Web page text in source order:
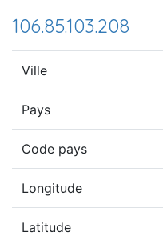
106.85.103.208
Ville
Pays
Code pays
Longitude
Latitude